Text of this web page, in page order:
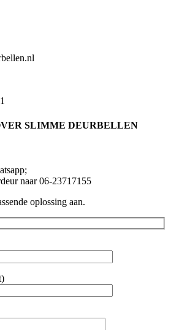
SLIMME DEURBELLEN
naar 06-23717155
oplossing aan.